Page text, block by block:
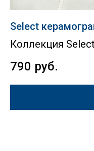
Select
Коллекция Select
790 руб.